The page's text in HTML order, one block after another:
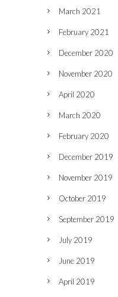
March 2021
February 2021
December 2020
November 2020
April 2020
March 2020
February 2020
December 2019
November 2019
October 2019
September 2019
July 2019
June 2019
April 2019